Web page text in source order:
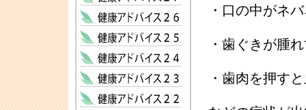
・口の中がネ
・歯ぐきが腫
・歯肉を押す